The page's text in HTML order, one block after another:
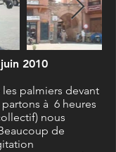
2010
palmiers devant
à 6 heures
nous
de